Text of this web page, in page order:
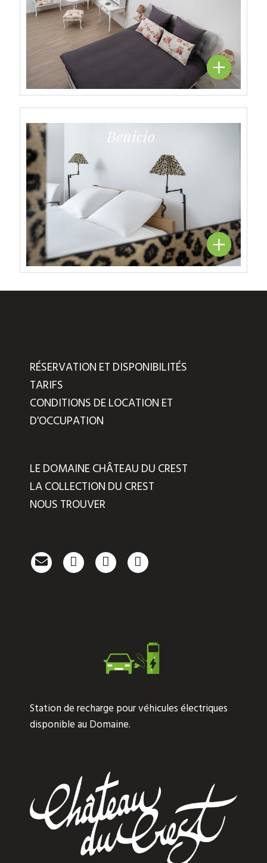
Benicio
RÉSERVATION ET DISPONIBILITÉS
TARIFS
CONDITIONS DE LOCATION ET
D'OCCUPATION
LE DOMAINE CHÂTEAU DU CREST
LA COLLECTION DU CREST
NOUS TROUVER
Station de recharge pour véhicules électriques
disponible au Domaine.